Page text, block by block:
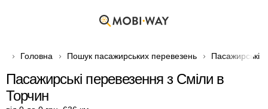
Головна Пошук пасажирських перевезень Пасажирські
Пасажирські перевезення з Сміли в
Торчин